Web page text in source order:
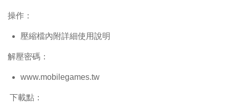
操作：
壓縮檔內附詳細使用說明
解壓密碼：
www.mobilegames.tw
下載點：